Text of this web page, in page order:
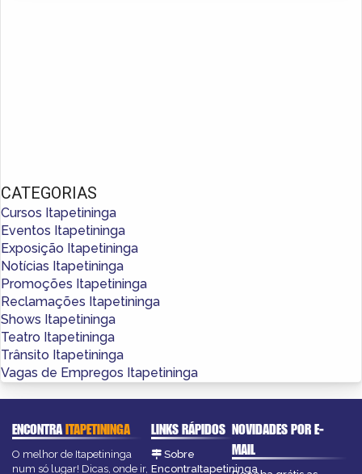
CATEGORIAS
Cursos Itapetininga
Eventos Itapetininga
Exposição Itapetininga
Notícias Itapetininga
Promoções Itapetininga
Reclamações Itapetininga
Shows Itapetininga
Teatro Itapetininga
Trânsito Itapetininga
Vagas de Empregos Itapetininga
ENCONTRAITAPETININGA
O melhor de Itapetininga
num só lugar! Dicas, onde ir,
LINKS RÁPIDOS
Sobre
EncontraItapetininga
NOVIDADES POR E-
MAIL